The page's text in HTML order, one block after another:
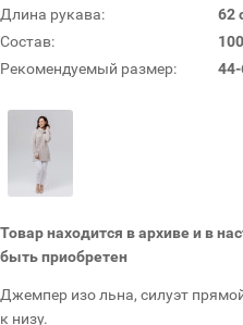
Длина рукава:
62
Состав:
Рекомендуемый размер:
44-
Товар находится в архиве и в
быть приобретен
Джемпер изо льна, силуэт
к низу.